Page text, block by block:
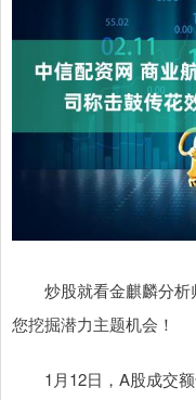
炒股就看金麒麟分析
您挖掘潜力主题机会！
1月12日，A股成交额